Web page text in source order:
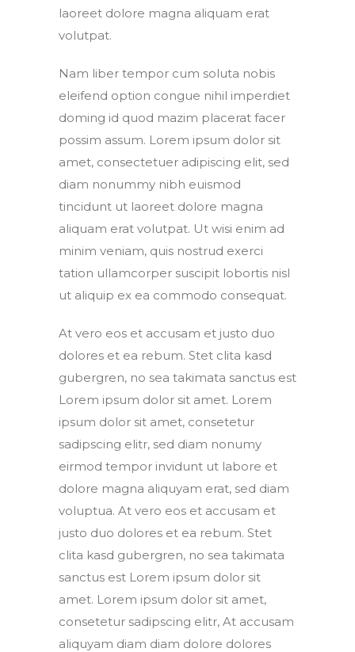
laoreet dolore magna aliquam erat
volutpat.
Nam liber tempor cum soluta nobis
eleifend option congue nihil imperdiet
doming id quod mazim placerat facer
possim assum. Lorem ipsum dolor sit
amet, consectetuer adipiscing elit, sed
diam nonummy nibh euismod
tincidunt ut laoreet dolore magna
aliquam erat volutpat. Ut wisi enim ad
minim veniam, quis nostrud exerci
tation ullamcorper suscipit lobortis nisl
ut aliquip ex ea commodo consequat.
At vero eos et accusam et justo duo
dolores et ea rebum. Stet clita kasd
gubergren, no sea takimata sanctus est
Lorem ipsum dolor sit amet. Lorem
ipsum dolor sit amet, consetetur
sadipscing elitr, sed diam nonumy
eirmod tempor invidunt ut labore et
dolore magna aliquyam erat, sed diam
voluptua. At vero eos et accusam et
justo duo dolores et ea rebum. Stet
clita kasd gubergren, no sea takimata
sanctus est Lorem ipsum dolor sit
amet. Lorem ipsum dolor sit amet,
consetetur sadipscing elitr, At accusam
aliquyam diam diam dolore dolores